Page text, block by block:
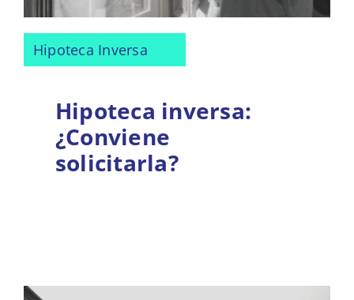
Hipoteca Inversa
Hipoteca inversa:
¿Conviene
solicitarla?